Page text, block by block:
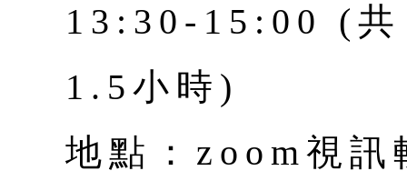
13:30-15:00 (共
1.5小時)
地點：zoom視訊